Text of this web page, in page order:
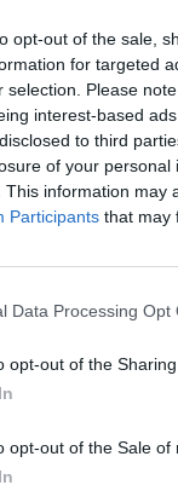
opt-out of the sale,
for targeted
selection. Please
interest-based
to third
of your personal
This information may
Participants that may
Data Processing Opt
opt-out of the
opt-out of the Sale of
dividendami, foto:
za
in nadzorni
delnico, o